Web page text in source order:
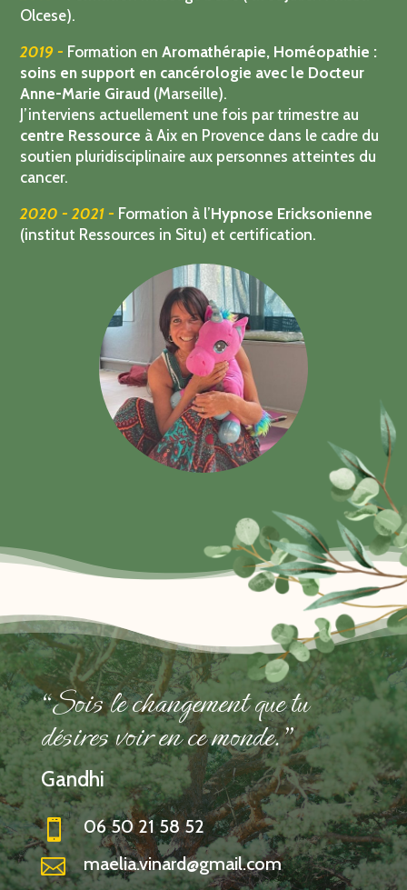
2018 -Formation massage bébé ( avec Julien Massa
2019 -Formation enAromathérapie, Homéopathie :
soins en support en cancérologie avec le Docteur
Anne-Marie Giraud(Marseille).
J’interviens actuellement une fois par trimestre au
centre Ressourceà Aix en Provence dans le cadre du
soutien pluridisciplinaire aux personnes atteintes du
2020 - 2021 -Formation à l’ Hypnose Ericksonienne
“Sois le changement que tu
désires voir en ce monde."
Gandhi
 06 50 21 58 52
 maelia.vinard@gmail.com